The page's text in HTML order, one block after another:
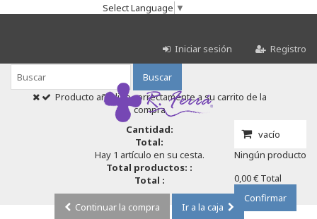
Select Language ▼
Iniciar sesión Registro
Buscar
vacío
Ningún producto
0,00 € Total
Confirmar
Producto añadido correctamente a su carrito de la
compra
Cantidad:
Total:
Hay 1 artículo en su cesta.
Total productos: :
Total :
Continuar la compra
Ir a la caja